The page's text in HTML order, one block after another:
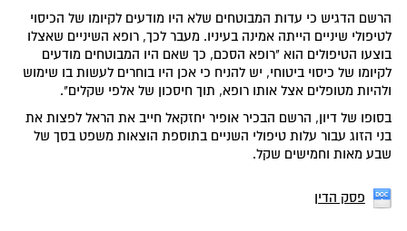
הרשם הדגיש כי עדות המבוטחים שלא היו מודעים לקיומו של הכיסוי
לטיפולי שיניים הייתה אמינה בעיניו. מעבר לכך, רופא השיניים שאצלו
בוצעו הטיפולים הוא "רופא הסכם, כך שאם היו המבוטחים מודעים
לקיומו של כיסוי ביטוחי, יש להניח כי אכן היו בוחרים לעשות בו שימוש
ולהיות מטופלים אצל אותו רופא, תוך חיסכון של אלפי שקלים".
בסופו של דיון, הרשם הבכיר אופיר יחזקאל חייב את הראל לפצות את
בני הזוג עבור עלות טיפולי השניים בתוספת הוצאות משפט בסך של
שבע מאות וחמישים שקל.
פסק הדין